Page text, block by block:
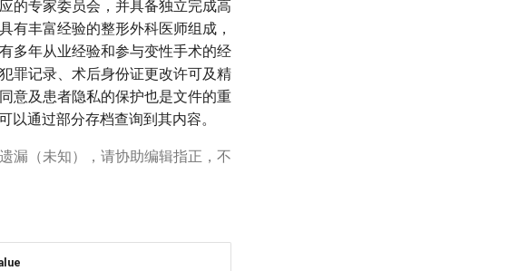
的专家委员会，并具备独立完成高
有丰富经验的整形外科医师组成，
多年从业经验和参与变性手术的经
罪记录、术后身份证更改许可及精
意及患者隐私的保护也是文件的重
通过部分存档查询到其内容。
漏（未知），请协助编辑指正，不